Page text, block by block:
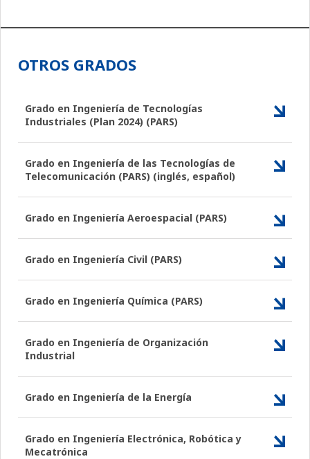
OTROS GRADOS
Grado en Ingeniería de Tecnologías
Industriales (Plan 2024) (PARS)
Grado en Ingeniería de las Tecnologías de
Telecomunicación (PARS) (inglés, español)
Grado en Ingeniería Aeroespacial (PARS)
Grado en Ingeniería Civil (PARS)
Grado en Ingeniería Química (PARS)
Grado en Ingeniería de Organización
Industrial
Grado en Ingeniería de la Energía
Grado en Ingeniería Electrónica, Robótica y
Mecatrónica